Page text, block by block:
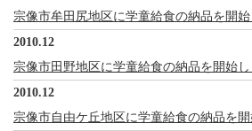
宗像市牟田尻地区に学童給食の納品を開始
2010.12
宗像市田野地区に学童給食の納品を開始し
2010.12
宗像市自由ケ丘地区に学童給食の納品を